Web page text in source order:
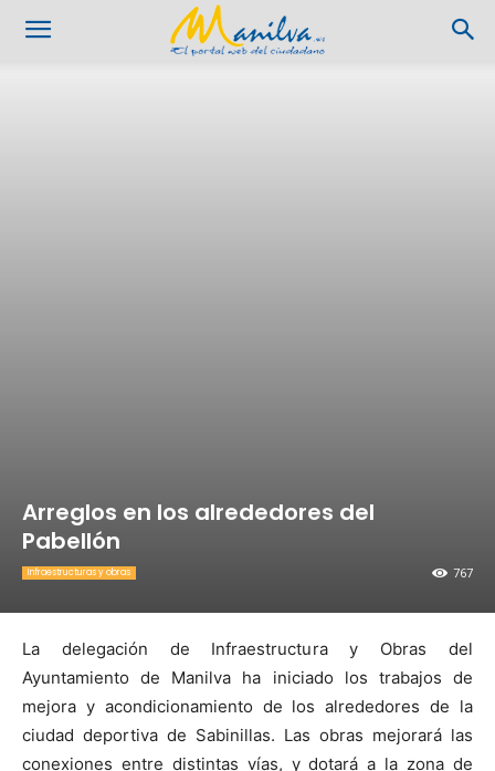
Arreglos en los alrededores del
Pabellón
767
Infraestructuras y obras
La delegación de Infraestructura y Obras del
Ayuntamiento de Manilva ha iniciado los trabajos de
mejora y acondicionamiento de los alrededores de la
ciudad deportiva de Sabinillas. Las obras mejorará las
conexiones entre distintas vías, y dotará a la zona de